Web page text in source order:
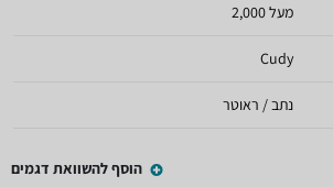
מעל 2,000
Cudy
נתב / ראוטר
הוסף להשוואת דגמים